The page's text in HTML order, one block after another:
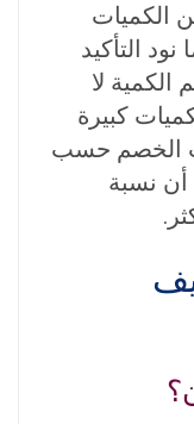
الكميات
التأكيد
لا
كبيرة
الخصم حسب
أن نسبة